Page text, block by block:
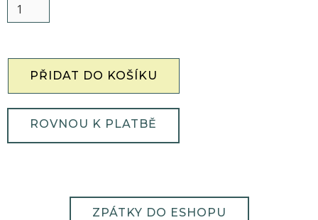
ROVNOU K PLATBĚ
ZPÁTKY DO ESHOPU